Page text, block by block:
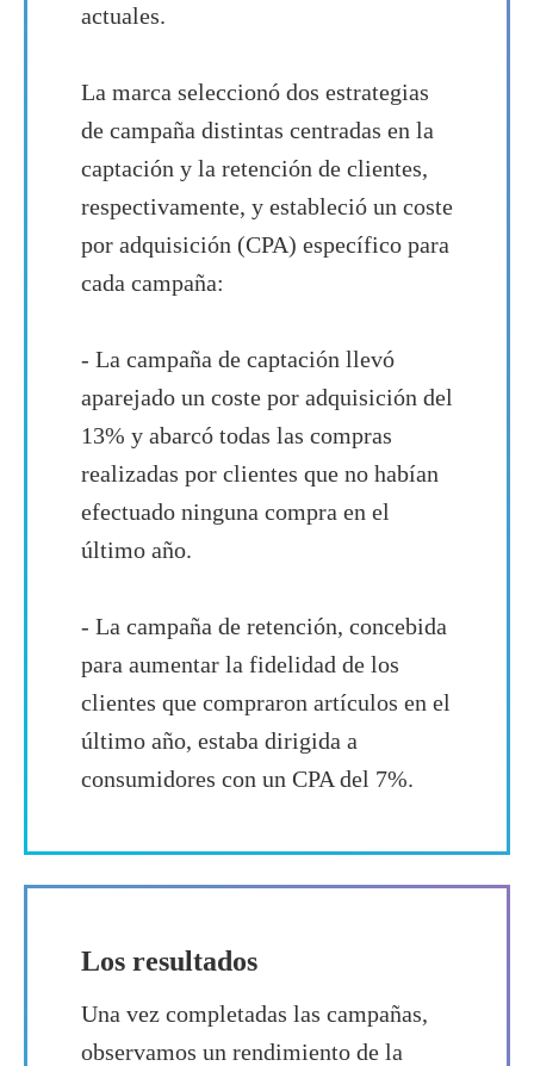
actuales.
La marca seleccionó dos estrategias
de campaña distintas centradas en la
captación y la retención de clientes,
respectivamente, y estableció un coste
por adquisición (CPA) específico para
cada campaña:
- La campaña de captación llevó
aparejado un coste por adquisición del
13% y abarcó todas las compras
realizadas por clientes que no habían
efectuado ninguna compra en el
último año.
- La campaña de retención, concebida
para aumentar la fidelidad de los
clientes que compraron artículos en el
último año, estaba dirigida a
consumidores con un CPA del 7%.
Los resultados
Una vez completadas las campañas,
observamos un rendimiento de la